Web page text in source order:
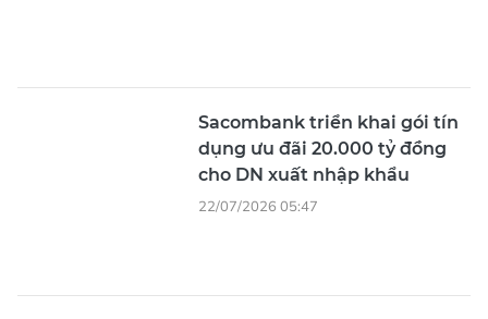
Sacombank triển khai gói tín
dụng ưu đãi 20.000 tỷ đồng
cho DN xuất nhập khẩu
22/07/2026 05:47